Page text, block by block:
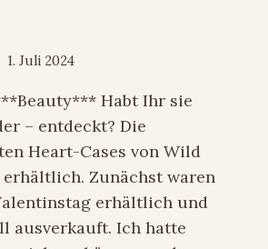
1. Juli 2024
Habt Ihr sie
– entdeckt? Die
Heart-Cases von Wild
Zunächst waren
erhältlich und
ausverkauft. Ich hatte